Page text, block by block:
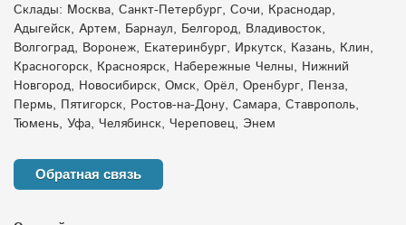
защита от подтоплений
перегрев септика
контейнеры
емкость для воды
жир в канализации
дренажные тоннели
защита скважины от промерзания
Склады: Москва, Санкт-Петербург, Сочи, Краснодар,
Адыгейск, Артем, Барнаул, Белгород, Владивосток,
Волгоград, Воронеж, Екатеринбург, Иркутск, Казань, Клин,
Красногорск, Красноярск, Набережные Челны, Нижний
Новгород, Новосибирск, Омск, Орёл, Оренбург, Пенза,
Пермь, Пятигорск, Ростов-на-Дону, Самара, Ставрополь,
Тюмень, Уфа, Челябинск, Череповец, Энем
Обратная связь